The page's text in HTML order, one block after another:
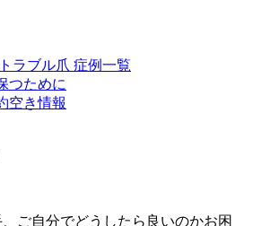
ラブル爪 症例一覧
つために
空き情報
ご自分でどうしたら良いのかお困